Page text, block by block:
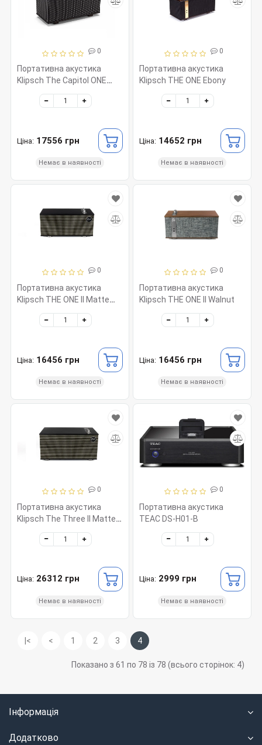
0
Портативна акустика
Klipsch The Capitol ONE
Ebony/Silver
Ціна: 17556 грн
Немає в наявності
0
Портативна акустика
Klipsch THE ONE Ebony
Ціна: 14652 грн
Немає в наявності
0
Портативна акустика
Klipsch THE ONE II Matte
Ціна: 16456 грн
Немає в наявності
0
Портативна акустика
Klipsch THE ONE II Walnut
Ціна: 16456 грн
Немає в наявності
0
Портативна акустика
Klipsch The Three II Matte
Ціна: 26312 грн
Немає в наявності
0
Портативна акустика
TEAC DS-H01-B
Ціна: 2999 грн
Немає в наявності
|< < 1 2 3 4
Показано з 61 по 78 із 78 (всього сторінок: 4)
Інформація
Додатково